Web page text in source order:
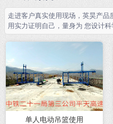
走进客户真实使用现场，英昊产品
用实力证明自己，量身为 您设计科
单人电动吊篮使用